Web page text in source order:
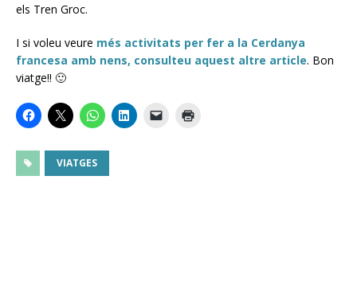
els Tren Groc.
I si voleu veure més activitats per fer a la Cerdanya
francesa amb nens, consulteu aquest altre article. Bon
viatge!! 🙂
VIATGES